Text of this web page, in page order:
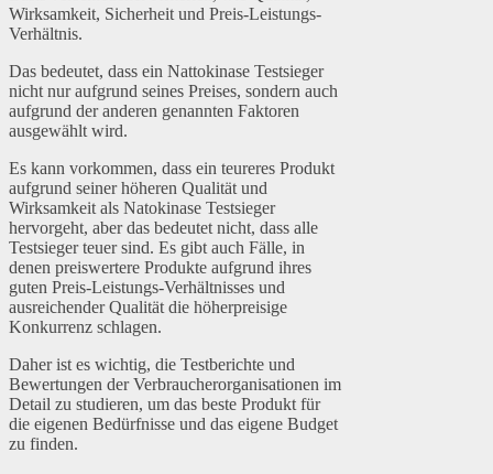
Wirksamkeit, Sicherheit und Preis-Leistungs-
Verhältnis.
Das bedeutet, dass ein Nattokinase Testsieger
nicht nur aufgrund seines Preises, sondern auch
aufgrund der anderen genannten Faktoren
ausgewählt wird.
Es kann vorkommen, dass ein teureres Produkt
aufgrund seiner höheren Qualität und
Wirksamkeit als Natokinase Testsieger
hervorgeht, aber das bedeutet nicht, dass alle
Testsieger teuer sind. Es gibt auch Fälle, in
denen preiswertere Produkte aufgrund ihres
guten Preis-Leistungs-Verhältnisses und
ausreichender Qualität die höherpreisige
Konkurrenz schlagen.
Daher ist es wichtig, die Testberichte und
Bewertungen der Verbraucherorganisationen im
Detail zu studieren, um das beste Produkt für
die eigenen Bedürfnisse und das eigene Budget
zu finden.